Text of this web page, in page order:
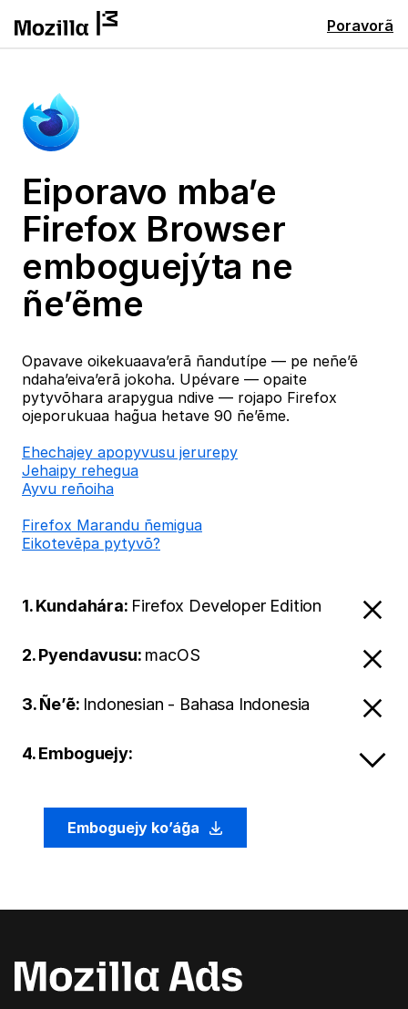
Poravorã
Eiporavo mba’e
Firefox Browser
emboguejýta ne
ñe’ẽme
Opavave oikekuaava’erã ñandutípe — pe neñe’ẽ
ndaha’eiva’erã jokoha. Upévare — opaite
pytyvõhara arapygua ndive — rojapo Firefox
ojeporukuaa hag̃ua hetave 90 ñe’ẽme.
Ehechajey apopyvusu jerurepy
Jehaipy rehegua
Ayvu reñoiha
Firefox Marandu ñemigua
Eikotevẽpa pytyvõ?
1. Kundahára: Firefox Developer Edition
2. Pyendavusu: macOS
3. Ñe’ẽ: Indonesian - Bahasa Indonesia
4. Emboguejy:
Emboguejy ko’ág̃a